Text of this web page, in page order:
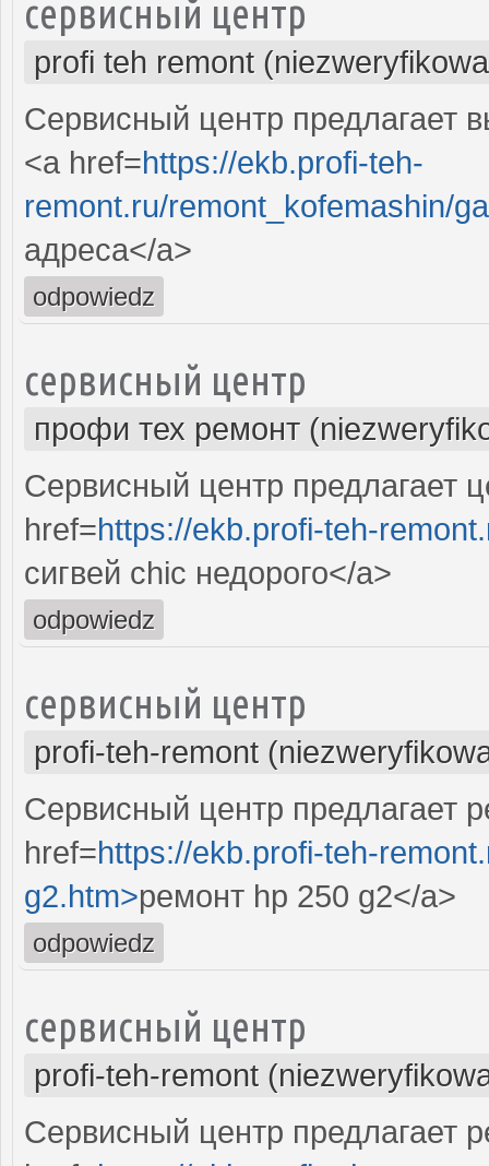
сервисный центр
profi teh remont
Сервисный центр предлагает
<a href=https://ekb.profi-teh-
remont.ru/remont_kofemashin/
адреса</a>
odpowiedz
сервисный центр
профи тех ремонт
Сервисный центр предлагает
href=https://ekb.profi-teh-
сигвей chic недорого</a>
odpowiedz
сервисный центр
profi-teh-remont
Сервисный центр предлагает
href=https://ekb.profi-teh-
g2.htm>ремонт hp 250 g2</a>
odpowiedz
сервисный центр
profi-teh-remont
Сервисный центр предлагает